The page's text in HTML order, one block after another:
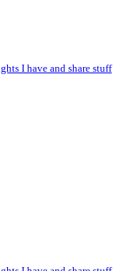
I have and share stuff